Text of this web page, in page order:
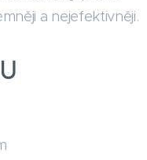
a nejefektivněji.